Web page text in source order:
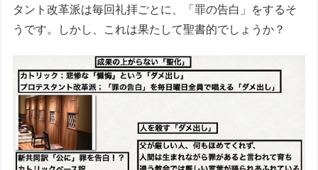
タント改革派は毎回礼拝ごとに、「罪の告白」をするそ
うです。しかし、これは果たして聖書的でしょうか？